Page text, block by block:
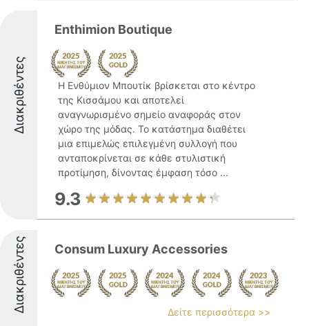
Διακριθέντες
Enthimion Boutique
Η Ενθύμιον Μπουτίκ βρίσκεται στο κέντρο
της Κισσάμου και αποτελεί
αναγνωρισμένο σημείο αναφοράς στον
χώρο της μόδας. Το κατάστημα διαθέτει
μια επιμελώς επιλεγμένη συλλογή που
ανταποκρίνεται σε κάθε στυλιστική
προτίμηση, δίνοντας έμφαση τόσο ...
9.3
Διακριθέντες Consum Luxury Accessories
Δείτε περισσότερα >>